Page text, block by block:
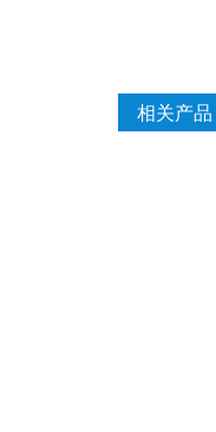
相关产品